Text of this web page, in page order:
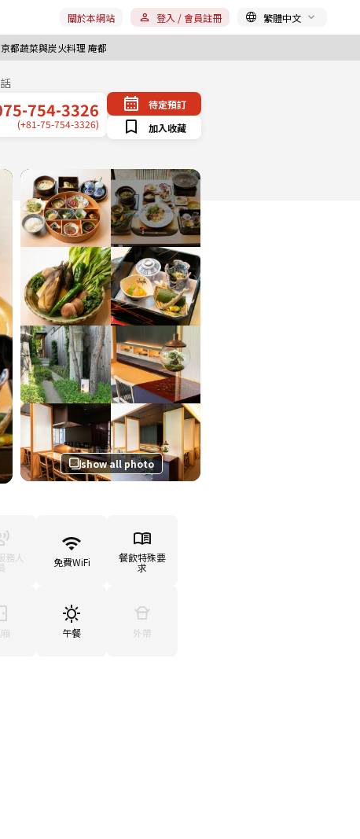
京都蔬菜與炭火料理 庵都
關於本網站 登入 / 會員註冊 繁體中文
754-3326
(+81-75-754-3326)
待定預訂
加入收藏
show all photo
務人 免費WiFi 餐飲特殊要
求
午餐 外帶